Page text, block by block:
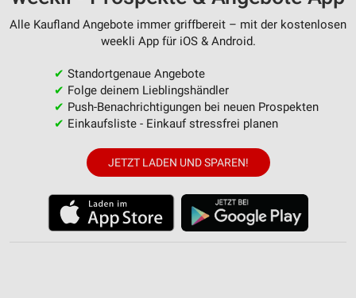
Alle Kaufland Angebote immer griffbereit – mit der kostenlosen
weekli App für iOS & Android.
✔ Standortgenaue Angebote
✔ Folge deinem Lieblingshändler
✔ Push-Benachrichtigungen bei neuen Prospekten
✔ Einkaufsliste - Einkauf stressfrei planen
JETZT LADEN UND SPAREN!
Entwicklung und Verbesserung der Angebote
Verwendung reduzierter Daten zur Auswahl von
Inhalten
IAB-Besonderheiten:
Verwendung genauer Standortdaten
Geräte anhand von aktiv angeforderten
Informationen identifizieren
Nicht-IAB-Verarbeitungszwecke:
Notwendig